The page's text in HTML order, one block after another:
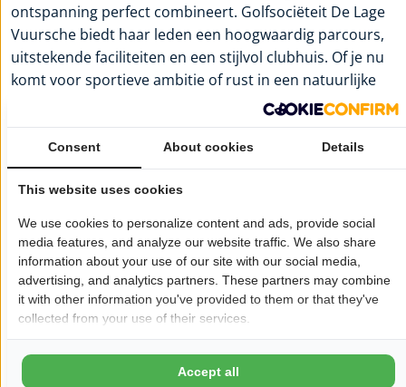
ontspanning perfect combineert. Golfsociëteit De Lage
Vuursche biedt haar leden een hoogwaardig parcours,
uitstekende faciliteiten en een stijlvol clubhuis. Of je nu
komt voor sportieve ambitie of rust in een natuurlijke
omgeving, hier ervaar je persoonlijke aandacht en een
exclusieve sfeer. Voor meer informatie:Golfsociëteit De
Lage Vuursche
Wil je dat jouw bedrijf hier ook staat?
Pagina delen op:
Openingstijden
Maandag:
08:00 - 22:00
Consent About cookies Details
This website uses cookies
We use cookies to personalize content and ads, provide social
media features, and analyze our website traffic. We also share
information about your use of our site with our social media,
advertising, and analytics partners. These partners may combine
it with other information you've provided to them or that they've
collected from your use of their services.
Accept all